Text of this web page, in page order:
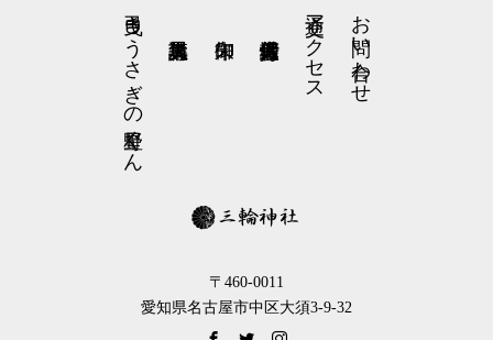
お問い合わせ
交通アクセス
弓曳きうさぎの星野くん
〒460-0011
愛知県名古屋市中区大須3-9-32